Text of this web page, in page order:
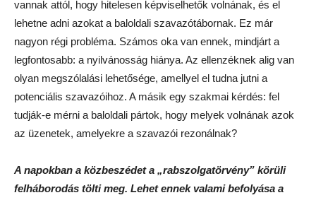
vannak attól, hogy hitelesen képviselhetők volnának, és el
lehetne adni azokat a baloldali szavazótábornak. Ez már
nagyon régi probléma. Számos oka van ennek, mindjárt a
legfontosabb: a nyilvánosság hiánya. Az ellenzéknek alig van
olyan megszólalási lehetősége, amellyel el tudna jutni a
potenciális szavazóihoz. A másik egy szakmai kérdés: fel
tudják-e mérni a baloldali pártok, hogy melyek volnának azok
az üzenetek, amelyekre a szavazói rezonálnak?
A napokban a közbeszédet a „rabszolgatörvény” körüli
felháborodás tölti meg. Lehet ennek valami befolyása a